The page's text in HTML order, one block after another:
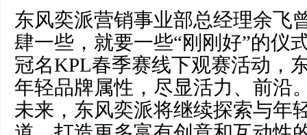
东风奕派营销事业部总经理余飞
肆一些，就要一些“刚刚好”的仪
冠名KPL春季赛线下观赛活动，
年轻品牌属性，尽显活力、前沿
未来，东风奕派将继续探索与年